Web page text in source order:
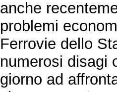
anche
problemi
Ferrovie dello
numerosi disagi
giorno ad